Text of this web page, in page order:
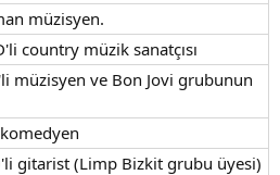
müzisyen.
country müzik sanatçısı
müzisyen ve Bon Jovi grubunun
gitarist (Limp Bizkit grubu üyesi)